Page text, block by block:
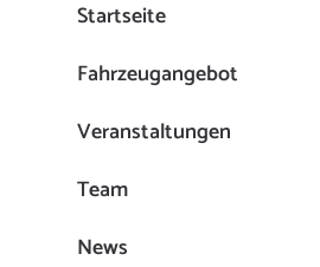
Startseite
Fahrzeugangebot
Veranstaltungen
Team
News